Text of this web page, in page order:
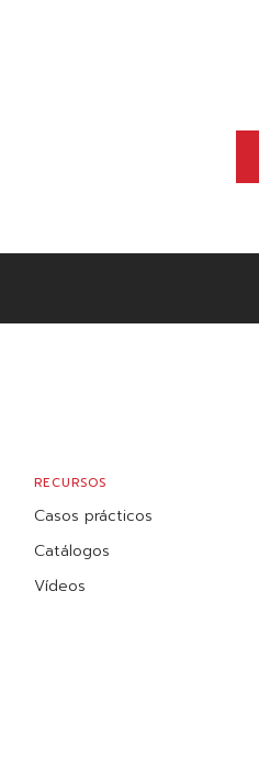
RECURSOS
Casos prácticos
Catálogos
Vídeos